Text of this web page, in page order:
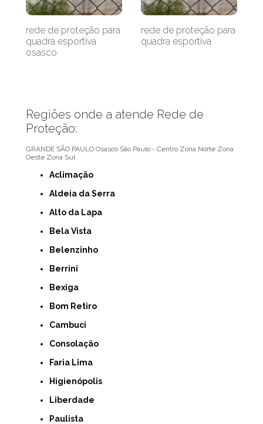
rede de proteção para
quadra esportiva
osasco
rede de proteção para
quadra esportiva
Regiões onde a atende Rede de
Proteção:
GRANDE SÃO PAULO Osasco São Paulo - Centro Zona Norte Zona
Oeste Zona Sul
Aclimação
Aldeia da Serra
Alto da Lapa
Bela Vista
Belenzinho
Berrini
Bexiga
Bom Retiro
Cambuci
Consolação
Faria Lima
Higienópolis
Liberdade
Paulista